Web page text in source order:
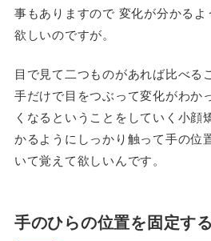
事もありますので 変化が分かる
欲しいのですが。
目で見て二つものがあれば比べる
手だけで目をつぶって変化がわか
くなるということをしていく小顔
かるようにしっかり触って手の位
いて覚えて欲しいんです。
手のひらの位置を固定する